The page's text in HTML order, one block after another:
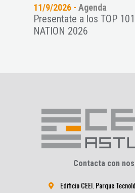
11/9/2026 - Agenda
Presentate a los TOP 101
NATION 2026
Contacta con
Edificio CEEI. Parque